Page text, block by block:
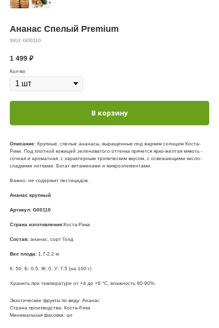
Ананас Спелый Premium
SKU: G00110
1 499 ₽
Кол-во
В корзину
Описание: Крупные, спелые ананасы, выращенные под жарким солнцем Коста-
Рики. Под плотной кожицей зеленоватого оттенка прячется ярко-желтая мякоть -
сочная и ароматная, с характерным тропическим вкусом, c освежающими кисло-
сладкими нотками. Богат витаминами и микроэлементами.
Важно: не содержит пестицидов.
Ананас крупный
Артикул: G00110
Страна изготовления:Коста-Рика
Состав: ананас, сорт Голд
Вес плода: 1,7-2,2 кг
К: 50, Б: 0.5, Ж: 0, У: 7.5 (на 100 г)
Хранить при температуре от +4 до +6 °С, влажность 80-90%.
Экзотические фрукты по виду: Ананас
Страна производства: Коста-Рика
Минимальная фасовка: шт